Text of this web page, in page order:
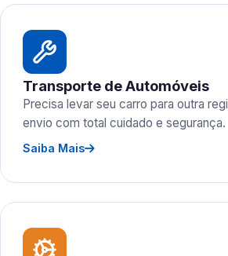
Transporte de Automóveis
Precisa levar seu carro para outra
envio com total cuidado e segurança.
Saiba Mais